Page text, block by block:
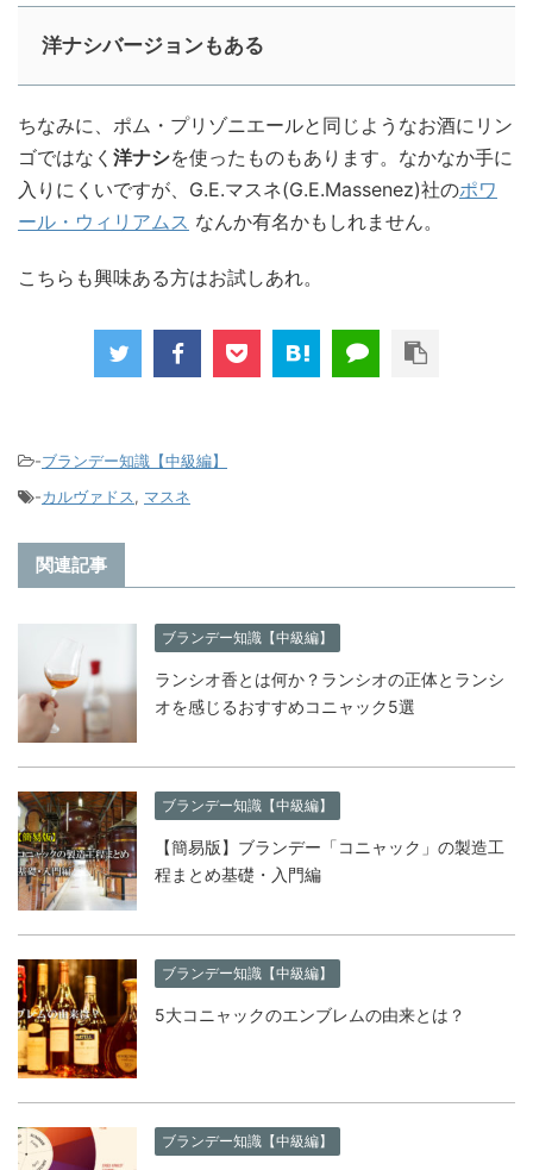
洋ナシバージョンもある
ちなみに、ポム・プリゾニエールと同じようなお酒にリン
ゴではなく 洋ナシを使ったものもあります。なかなか手に
入りにくいですが、G.E.マスネ(G.E.Massenez)社のポワ
ール・ウィリアムス なんか有名かもしれません。
こちらも興味ある方はお試しあれ。
-ブランデー知識【中級編】
-カルヴァドス, マスネ
関連記事
ブランデー知識【中級編】
ランシオ香とは何か？ランシオの正体とランシ
オを感じるおすすめコニャック5選
ブランデー知識【中級編】
【簡易版】ブランデー「コニャック」の製造工
程まとめ基礎・入門編
ブランデー知識【中級編】
5大コニャックのエンブレムの由来とは？
ブランデー知識【中級編】